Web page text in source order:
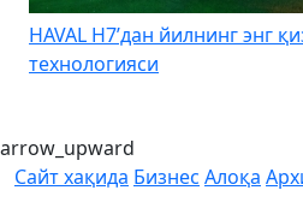
HAVAL H7’дан йилнинг энг
технологияси
arrow_upward
Сайт хақида Бизнес Алоқа